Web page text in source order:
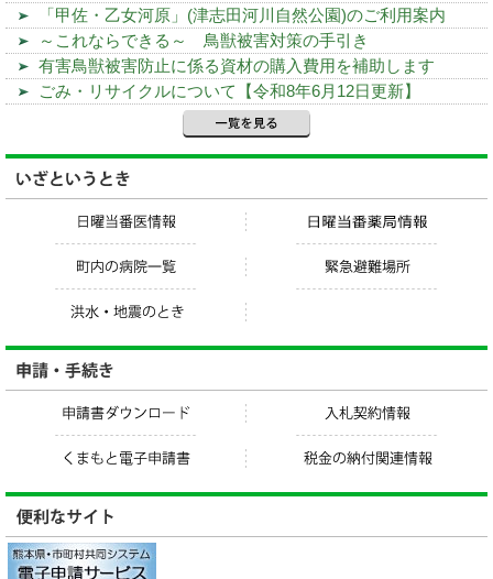
「甲佐・乙女河原」(津志田河川自然公園)のご利用案内
～これならできる～ 鳥獣被害対策の手引き
有害鳥獣被害防止に係る資材の購入費用を補助します
ごみ・リサイクルについて【令和8年6月12日更新】